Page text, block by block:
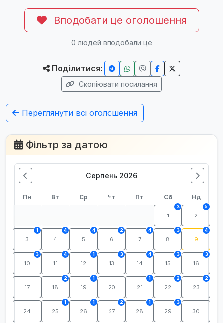
Вподобати це оголошення
0 людей вподобали це
Поділитися:
Скопіювати посилання
Переглянути всі оголошення
Фільтр за датою
Серпень 2026
Пн Вт Ср Чт Пт Сб Нд
1
3
2
5
3
1
4
4
5
4
6
2
7
4
8
3
9
4
10
3
11
4
12
1
13
3
14
4
15
3
16
3
17 18
2
19
1
20 21
1
22
2
23
2
24 25
1
26
1
27
2
28
1
29
3
30